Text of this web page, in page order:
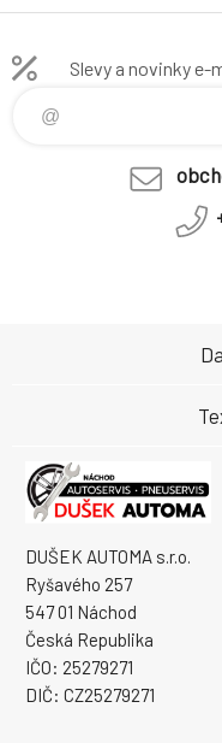
Slevy a novinky e-
DUŠEK AUTOMA s.r.o.
Ryšavého 257
547 01 Náchod
Česká Republika
IČO: 25279271
DIČ: CZ25279271